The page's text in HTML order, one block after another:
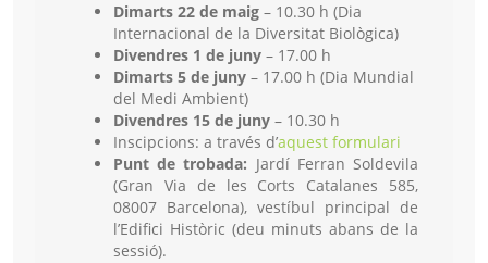
Dimarts 22 de maig – 10.30 h (Dia
Internacional de la Diversitat Biològica)
Divendres 1 de juny – 17.00 h
Dimarts 5 de juny – 17.00 h (Dia Mundial
del Medi Ambient)
Divendres 15 de juny – 10.30 h
Inscipcions: a través d’aquest formulari
Punt de trobada: Jardí Ferran Soldevila
(Gran Via de les Corts Catalanes 585,
08007 Barcelona), vestíbul principal de
l’Edifici Històric (deu minuts abans de la
sessió).